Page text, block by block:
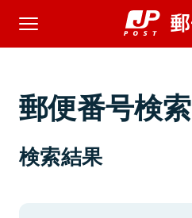
郵便番号検索
検索結果